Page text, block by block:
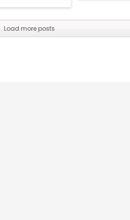
Load more posts